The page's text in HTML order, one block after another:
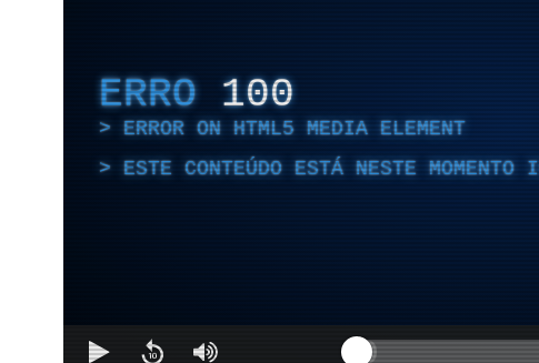
ERRO 100
ERROR ON HTML5 MEDIA ELEMENT
ESTE CONTEÚDO ESTÁ NESTE MOMENTO